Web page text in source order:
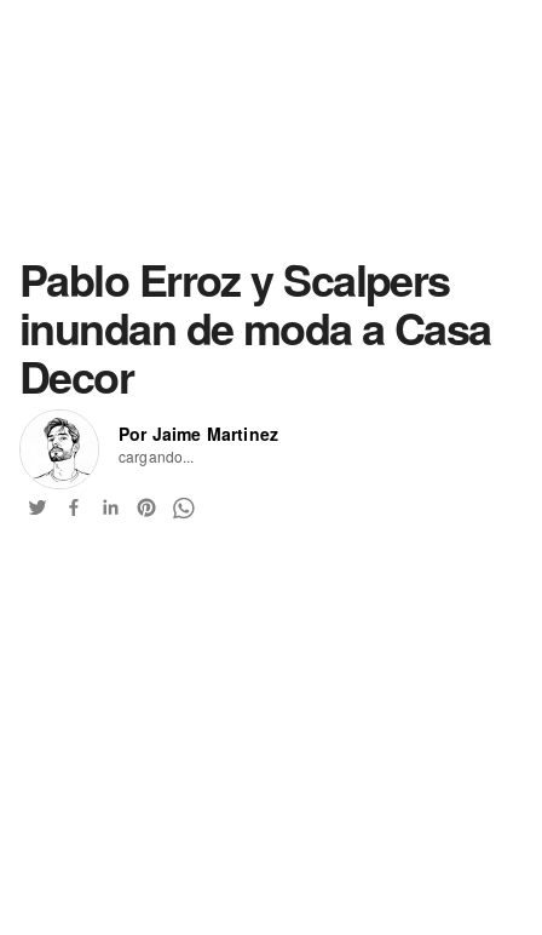
Pablo Erroz y Scalpers
inundan de moda a Casa
Decor
Por Jaime Martinez
cargando...